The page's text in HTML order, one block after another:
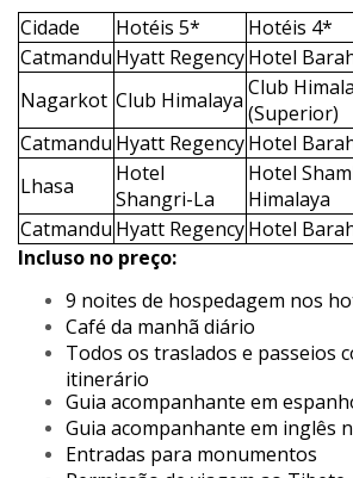
Cidade Hotéis 5* Hotéis 4*
Catmandu Hyatt RegencyHotel
Nagarkot Club Himalaya Club
(Superior)
Catmandu Hyatt RegencyHotel
Lhasa
Hotel
Shangri-La
Hotel
Himalaya
Catmandu Hyatt RegencyHotel
Incluso no preço:
9 noites de hospedagem nos
Café da manhã diário
Todos os traslados e passeios
itinerário
Guia acompanhante em
Guia acompanhante em inglês
Entradas para monumentos